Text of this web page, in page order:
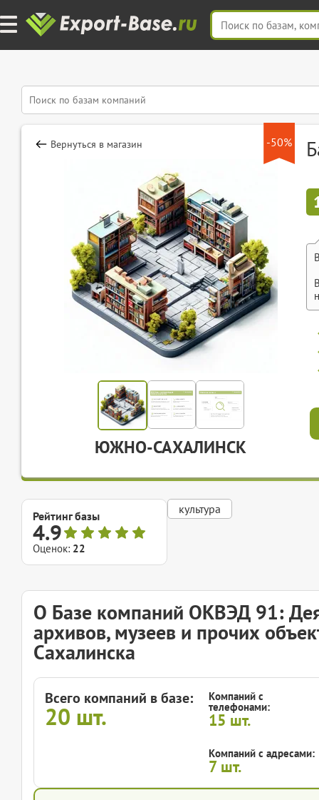
-50%
Вернуться в магазин
ЮЖНО-САХАЛИНСК
Рейтинг базы
4.9
Оценок: 22
культура
О Базе компаний ОКВЭД 91:
архивов, музеев и прочих
Сахалинска
Всего компаний в базе:
20 шт.
Компаний с
телефонами:
15 шт.
Компаний с адресами:
7 шт.